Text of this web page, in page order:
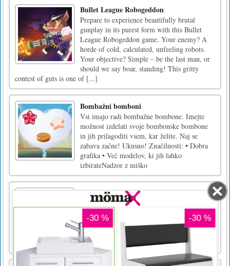
Bullet League Robogeddon
Prepare to experience beautifully brutal
gunplay in its purest form with this Bullet
League Robogeddon game. Your enemy? A
horde of cold, calculated, unfeeling robots.
Your objective? Simple – be the last man, or
should we say boar, standing! This gritty
contest of guts is one of [...]
Bombažni bomboni
Vsi imajo radi bombažne bombone. Imejte
možnost izdelati svoje bombonske bombone
in jih prilagoditi vsem, kar želite. Naj se
zabava začne! Ukusno! Značilnosti: • Dobra
grafika • Več modelov, ki jih lahko
izbirateNadzor z miško
Wow Besede
Zabavna in poučna igra. Povežite črke in
oblikujte besede. 30 stopenj za
dokončanje.Povlecite in vzpostavite povezavo
med črkami Izpolnite vse besede za prehod na
naslednjo stopnjo